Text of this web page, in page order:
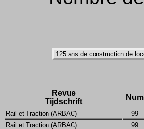
Revue
Tijdschrift
Num
Rail et Traction (ARBAC) 99
Rail et Traction (ARBAC)
99